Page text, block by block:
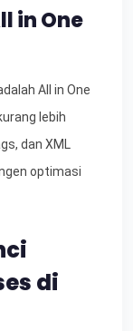
in One
All in One
lebih
dan XML
optimasi
di